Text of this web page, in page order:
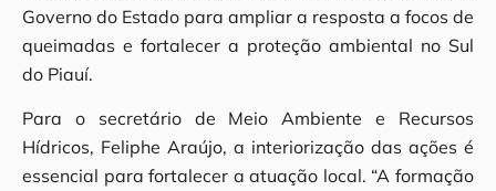
Governo do Estado para ampliar a resposta a focos de
queimadas e fortalecer a proteção ambiental no Sul
do Piauí.
Para o secretário de Meio Ambiente e Recursos
Hídricos, Feliphe Araújo, a interiorização das ações é
essencial para fortalecer a atuação local. “A formação